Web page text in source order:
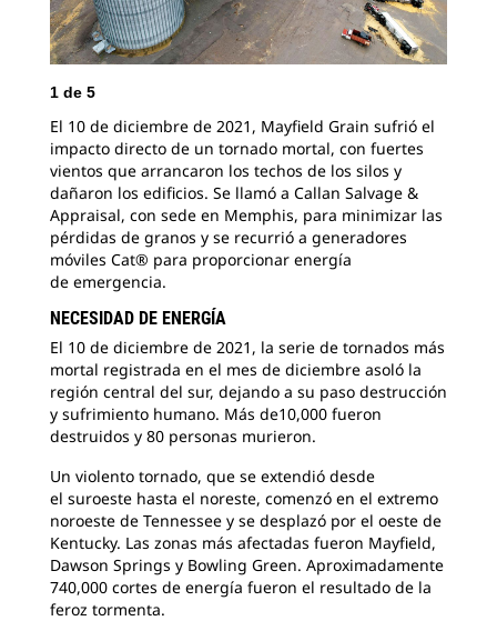
1 de 5
El 10 de diciembre de 2021, Mayfield Grain sufrió el
impacto directo de un tornado mortal, con fuertes
vientos que arrancaron los techos de los silos y
dañaron los edificios. Se llamó a Callan Salvage &
Appraisal, con sede en Memphis, para minimizar las
pérdidas de granos y se recurrió a generadores
móviles Cat® para proporcionar energía
de emergencia.
NECESIDAD DE ENERGÍA
El 10 de diciembre de 2021, la serie de tornados más
mortal registrada en el mes de diciembre asoló la
región central del sur, dejando a su paso destrucción
y sufrimiento humano. Más de10,000 fueron
destruidos y 80 personas murieron.
Un violento tornado, que se extendió desde
el suroeste hasta el noreste, comenzó en el extremo
noroeste de Tennessee y se desplazó por el oeste de
Kentucky. Las zonas más afectadas fueron Mayfield,
Dawson Springs y Bowling Green. Aproximadamente
740,000 cortes de energía fueron el resultado de la
feroz tormenta.